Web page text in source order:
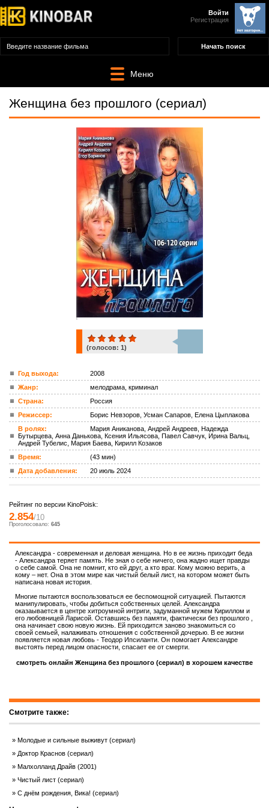
Войти
Регистрация
Меню
Женщина без прошлого (сериал)
ком.
(голосов: 1)
Год выхода:
2008
Жанр:
мелодрама, криминал
Страна:
Россия
Режиссер:
Борис Невзоров, Усман Сапаров, Елена Цыплакова
В ролях:
Мария Аниканова, Андрей Андреев, Надежда
Бутырцева, Анна Данькова, Ксения Ильясова, Павел Савчук, Ирина Вальц,
Андрей Тубелис, Мария Баева, Кирилл Козаков
Время:
(43 мин)
Дата добавления:
20 июль 2024
Рейтинг по версии KinoPoisk:
2.854/10
Проголосовало: 645
Александра - современная и деловая женщина. Но в ее жизнь приходит беда
- Александра теряет память. Не зная о себе ничего, она жадно ищет правды
о себе самой. Она не помнит, кто ей друг, а кто враг. Кому можно верить, а
кому – нет. Она в этом мире как чистый белый лист, на котором может быть
написана новая история.
Многие пытаются воспользоваться ее беспомощной ситуацией. Пытаются
манипулировать, чтобы добиться собственных целей. Александра
оказаывается в центре хитроумной интриги, задуманной мужем Кириллом и
его любовницей Ларисой. Оставшись без памяти, фактически без прошлого ,
она начинает свою новую жизнь. Ей приходится заново знакомиться со
своей семьей, налаживать отношения с собственной дочерью. В ее жизни
появляется новая любовь - Теодор Ипсиланти. Он помогает Александре
выстоять перед лицом опасности, спасает ее от смерти.
смотреть онлайн Женщина без прошлого (сериал) в хорошем качестве
Смотрите также:
Молодые и сильные выживут (сериал)
Доктор Краснов (сериал)
Малхолланд Драйв (2001)
Чистый лист (сериал)
С днём рождения, Вика! (сериал)